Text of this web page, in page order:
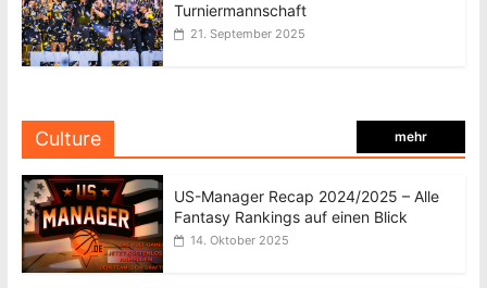
Turniermannschaft
21. September 2025
Culture mehr
US-Manager Recap 2024/2025 – Alle
Fantasy Rankings auf einen Blick
14. Oktober 2025